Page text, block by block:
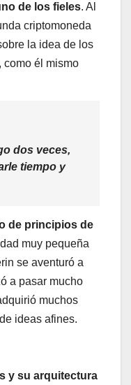
de los fieles. Al
criptomoneda
la idea de los
como él mismo
dos veces,
tiempo y
de principios de
muy pequeña
se aventuró a
a pasar mucho
muchos
ideas afines.
y su arquitectura